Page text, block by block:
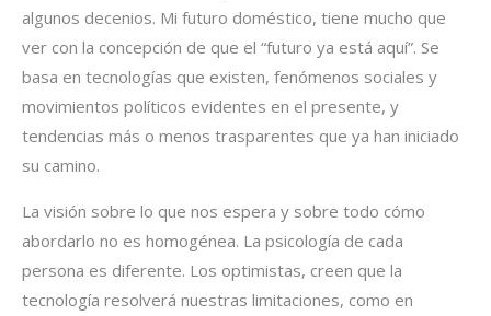
algunos decenios. Mi futuro doméstico, tiene mucho que
ver con la concepción de que el “futuro ya está aquí”. Se
basa en tecnologías que existen, fenómenos sociales y
movimientos políticos evidentes en el presente, y
tendencias más o menos trasparentes que ya han iniciado
su camino.
La visión sobre lo que nos espera y sobre todo cómo
abordarlo no es homogénea. La psicología de cada
persona es diferente. Los optimistas, creen que la
tecnología resolverá nuestras limitaciones, como en